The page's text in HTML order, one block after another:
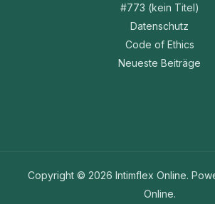
#773 (kein Titel)
Datenschutz
Code of Ethics
Neueste Beiträge
Copyright © 2026 Intimflex Online.
Online.